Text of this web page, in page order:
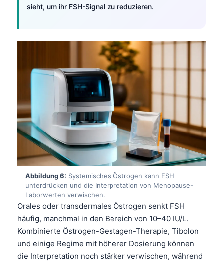
sieht, um ihr FSH-Signal zu reduzieren.
Abbildung 6: Systemisches Östrogen kann FSH
unterdrücken und die Interpretation von Menopause-
Laborwerten verwischen.
Orales oder transdermales Östrogen senkt FSH
häufig, manchmal in den Bereich von 10–40 IU/L.
Kombinierte Östrogen-Gestagen-Therapie, Tibolon
und einige Regime mit höherer Dosierung können
die Interpretation noch stärker verwischen, während
العربية المغربية
Afrikaans
Монгол
ພາສາລາວ
Basa Jawa
Cebuano
ئۇيغۇرچە
Кыргызча
Татар теле
Беларуская мова
Frysk